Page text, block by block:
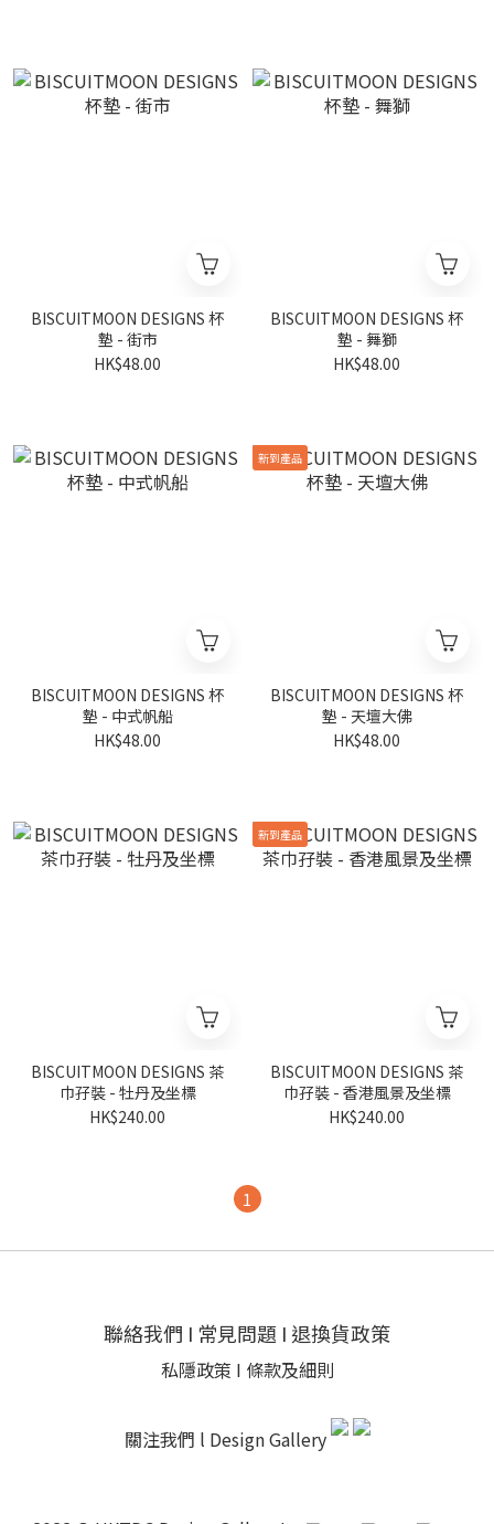
BISCUITMOON DESIGNS 杯
墊 - 街市
HK$48.00
BISCUITMOON DESIGNS 杯
墊 - 舞獅
HK$48.00
BISCUITMOON DESIGNS 杯
墊 - 中式帆船
HK$48.00
新到產品
BISCUITMOON DESIGNS 杯
墊 - 天壇大佛
HK$48.00
BISCUITMOON DESIGNS 茶
巾孖裝 - 牡丹及坐標
HK$240.00
新到產品
BISCUITMOON DESIGNS 茶
巾孖裝 - 香港風景及坐標
HK$240.00
1
聯絡我們 I 常見問題 I 退換貨政策
私隱政策 I 條款及細則
關注我們 l Design Gallery